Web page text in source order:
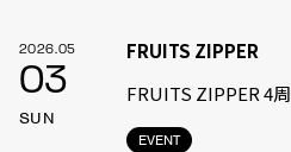
2026.05
03
SUN
EVENT
FRUITS ZIPPER
FRUITS ZIPPER 4